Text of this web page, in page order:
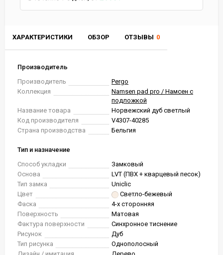
ХАРАКТЕРИСТИКИ ОБЗОР ОТЗЫВЫ 0
Производитель
Производитель
Pergo
Коллекция
Namsen pad pro / Намсен с
подложкой
Название товара
Норвежский дуб светлый
Код производителя
V4307-40285
Страна производства
Бельгия
Тип и назначение
Способ укладки
Замковый
Основа
LVT (ПВХ + кварцевый песок)
Тип замка
Uniclic
Цвет
Светло-бежевый
Фаска
4-х сторонняя
Поверхность
Матовая
Фактура поверхности
Синхронное тиснение
Рисунок
Дуб
Тип рисунка
Однополосный